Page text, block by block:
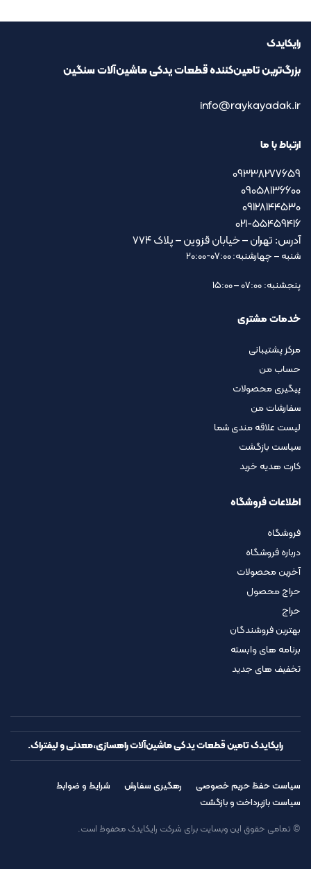
رایکایدک
بزرگ‌ترین تامین‌کننده قطعات یدکی ماشین‌آلات سنگین
info@raykayadak.ir
ارتباط با ما
09338277659
09058136600
09128144530
021-55459416
آدرس: تهران – خیابان قزوین – پلاک ۷۷۴
شنبه – چهارشنبه: 07:00-20:00
پنجشنبه: 07:00 – 15:00
خدمات مشتری
مرکز پشتیبانی
حساب من
پیگیری محصولات
سفارشات من
لیست علاقه مندی شما
سیاست بازگشت
کارت هدیه خرید
اطلاعات فروشگاه
فروشگاه
درباره فروشگاه
آخرین محصولات
حراج محصول
حراج
بهترین فروشندگان
برنامه های وابسته
تخفیف های جدید
رایکایدک تامین قطعات یدکی ماشین‌آلات راهسازی،معدنی و لیفتراک.
سیاست حفظ حریم خصوصی رهگیری سفارش
شرایط و ضوابط
سیاست بازپرداخت و بازگشت
© تمامی حقوق این وبسایت برای شرکت رایکایدک محفوظ است.